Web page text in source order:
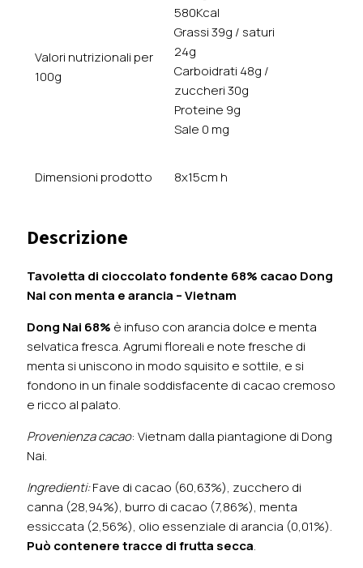
Valori nutrizionali per
100g
580Kcal
Grassi 39g / saturi
24g
Carboidrati 48g /
zuccheri 30g
Proteine 9g
Sale 0 mg
Dimensioni prodotto 8x15cm h
Descrizione
Tavoletta di cioccolato fondente 68% cacao Dong
Nai con menta e arancia – Vietnam
Dong Nai 68% è infuso con arancia dolce e menta
selvatica fresca. Agrumi floreali e note fresche di
menta si uniscono in modo squisito e sottile, e si
fondono in un finale soddisfacente di cacao cremoso
e ricco al palato.
Provenienza cacao: Vietnam dalla piantagione di Dong
Nai.
Ingredienti:Fave di cacao (60,63%), zucchero di
canna (28,94%), burro di cacao (7,86%), menta
essiccata (2,56%), olio essenziale di arancia (0,01%).
Può contenere tracce di frutta secca.